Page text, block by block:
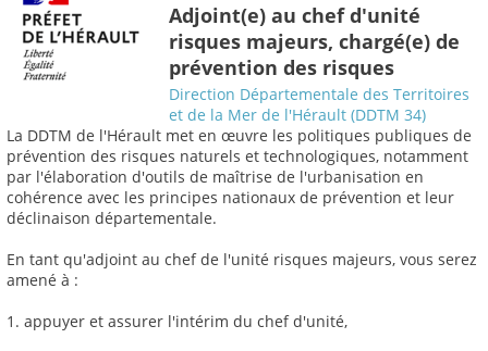
Adjoint(e) au chef d'unité
risques majeurs, chargé(e) de
prévention des risques
Direction Départementale des Territoires
et de la Mer de l'Hérault (DDTM 34)
La DDTM de l'Hérault met en œuvre les politiques publiques de
prévention des risques naturels et technologiques, notamment
par l'élaboration d'outils de maîtrise de l'urbanisation en
cohérence avec les principes nationaux de prévention et leur
déclinaison départementale.
En tant qu'adjoint au chef de l'unité risques majeurs, vous serez
amené à :
1. appuyer et assurer l'intérim du chef d'unité,